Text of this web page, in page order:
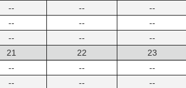
--
--
--
--
--
--
--
--
--
21
--
--
22
--
--
23
--
--